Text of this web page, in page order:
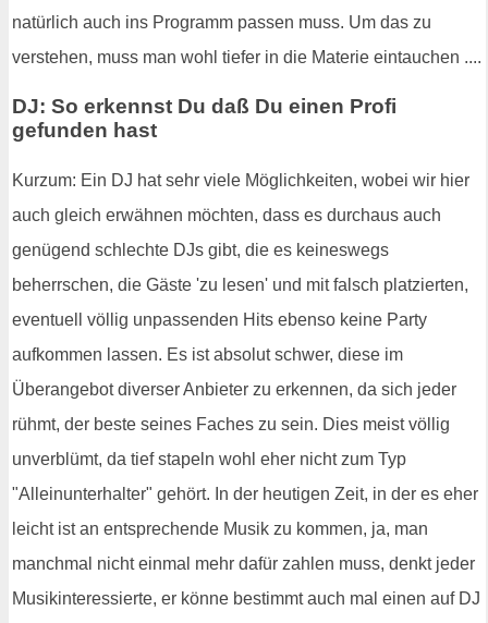
natürlich auch ins Programm passen muss. Um das zu
verstehen, muss man wohl tiefer in die Materie eintauchen ....
DJ: So erkennst Du daß Du einen Profi
gefunden hast
Kurzum: Ein DJ hat sehr viele Möglichkeiten, wobei wir hier
auch gleich erwähnen möchten, dass es durchaus auch
genügend schlechte DJs gibt, die es keineswegs
beherrschen, die Gäste 'zu lesen' und mit falsch platzierten,
eventuell völlig unpassenden Hits ebenso keine Party
aufkommen lassen. Es ist absolut schwer, diese im
Überangebot diverser Anbieter zu erkennen, da sich jeder
rühmt, der beste seines Faches zu sein. Dies meist völlig
unverblümt, da tief stapeln wohl eher nicht zum Typ
"Alleinunterhalter" gehört. In der heutigen Zeit, in der es eher
leicht ist an entsprechende Musik zu kommen, ja, man
manchmal nicht einmal mehr dafür zahlen muss, denkt jeder
Musikinteressierte, er könne bestimmt auch mal einen auf DJ